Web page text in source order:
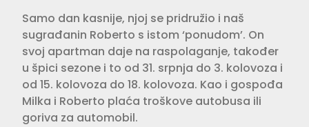
Samo dan kasnije, njoj se pridružio i naš
sugrađanin Roberto s istom ‘ponudom’. On
svoj apartman daje na raspolaganje, također
u špici sezone i to od 31. srpnja do 3. kolovoza i
od 15. kolovoza do 18. kolovoza. Kao i gospođa
Milka i Roberto plaća troškove autobusa ili
goriva za automobil.